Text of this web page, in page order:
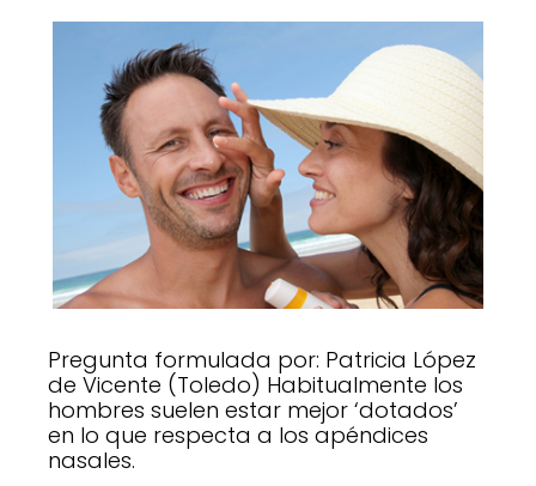
Pregunta formulada por: Patricia López
de Vicente (Toledo) Habitualmente los
hombres suelen estar mejor ‘dotados’
en lo que respecta a los apéndices
nasales.